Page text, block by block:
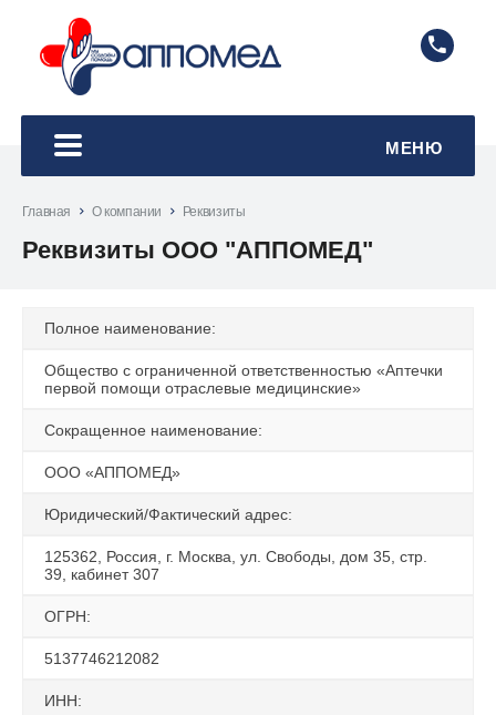
8
МЕНЮ
Главная О компании Реквизиты
Реквизиты ООО "АППОМЕД"
Полное наименование:
Общество с ограниченной ответственностью «Аптечки
первой помощи отраслевые медицинские»
Сокращенное наименование:
ООО «АППОМЕД»
Юридический/Фактический адрес:
125362, Россия, г. Москва, ул. Свободы, дом 35, стр.
39, кабинет 307
ОГРН:
5137746212082
ИНН: